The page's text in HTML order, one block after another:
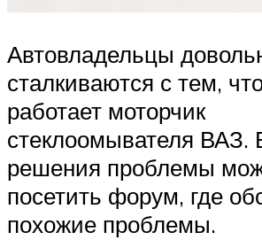
Автовладельцы
сталкиваются с тем,
работает моторчик
стеклоомывателя ВАЗ.
решения проблемы
посетить форум, где
похожие проблемы.